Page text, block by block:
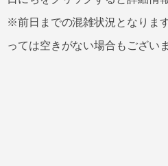
※前日までの混雑状況となりま
っては空きがない場合もございま